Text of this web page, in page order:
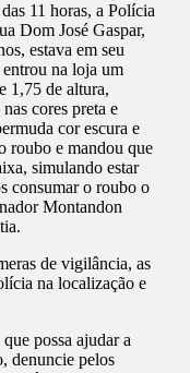
11 horas, a Polícia
Dom José Gaspar,
estava em seu
na loja um
1,75 de altura,
cores preta e
cor escura e
roubo e mandou que
simulando estar
consumar o roubo o
Montandon
de vigilância, as
na localização e
possa ajudar a
denuncie pelos